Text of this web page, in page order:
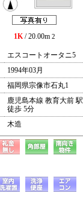
1K/ 20.00m 2
エスコートオータニ5
1994年03月
福岡県宗像市石丸1
鹿児島本線 教育大前 駅
徒歩 5分
木造